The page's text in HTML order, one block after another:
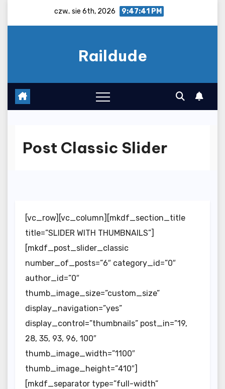
czw.. sie 6th, 2026 9:47:42 PM
Raildude
Post Classic Slider
[vc_row][vc_column][mkdf_section_title
title=”SLIDER WITH THUMBNAILS”]
[mkdf_post_slider_classic
number_of_posts=”6″ category_id=”0″
author_id=”0″
thumb_image_size=”custom_size”
display_navigation=”yes”
display_control=”thumbnails” post_in=”19,
28, 35, 93, 96, 100″
thumb_image_width=”1100″
thumb_image_height=”410″]
[mkdf_separator type=”full-width”